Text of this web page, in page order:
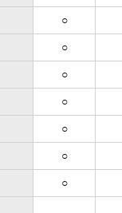
○
○
○
○
○
○
○